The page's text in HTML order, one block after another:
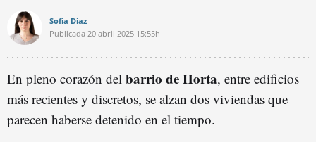
Sofía Díaz
Publicada 20 abril 2025 15:55h
En pleno corazón del barrio de Horta, entre edificios
más recientes y discretos, se alzan dos viviendas que
parecen haberse detenido en el tiempo.